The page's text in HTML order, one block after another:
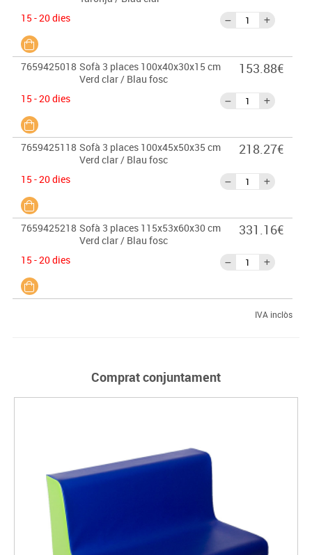
15 - 20 dies
7659425018 Sofà 3 places 100x40x30x15 cm
Verd clar / Blau fosc
15 - 20 dies
153.88€
7659425118 Sofà 3 places 100x45x50x35 cm
Verd clar / Blau fosc
15 - 20 dies
218.27€
7659425218 Sofà 3 places 115x53x60x30 cm
Verd clar / Blau fosc
15 - 20 dies
331.16€
IVA inclòs
Comprat conjuntament